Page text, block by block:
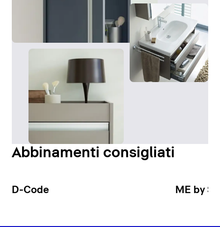
Abbinamenti consigliati
D-Code ME by